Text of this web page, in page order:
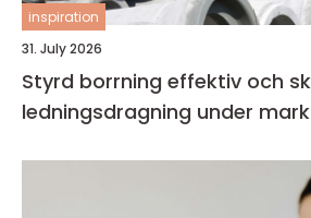
inspiration
31. July 2026
Styrd borrning effektiv och skonsam
ledningsdragning under mark